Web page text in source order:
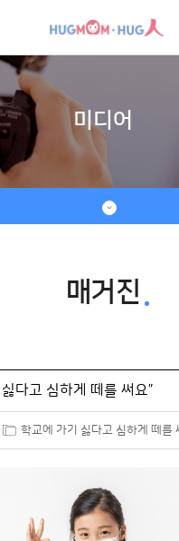
미디어
매거진
다고 심하게 떼를 써요”
학교에 가기 싫다고 심하게 떼